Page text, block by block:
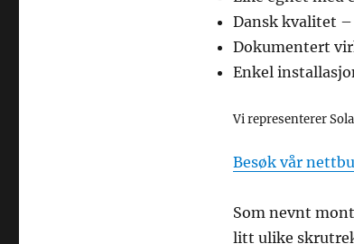
Dansk kvalitet
Dokumentert
Enkel
Vi representerer
Besøk vår
Som nevnt
litt ulike